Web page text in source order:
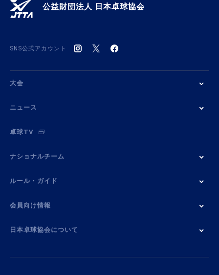
公益財団法人 日本卓球協会
SNS公式アカウント
大会
ニュース
卓球TV
ナショナルチーム
ルール・ガイド
会員向け情報
日本卓球協会について